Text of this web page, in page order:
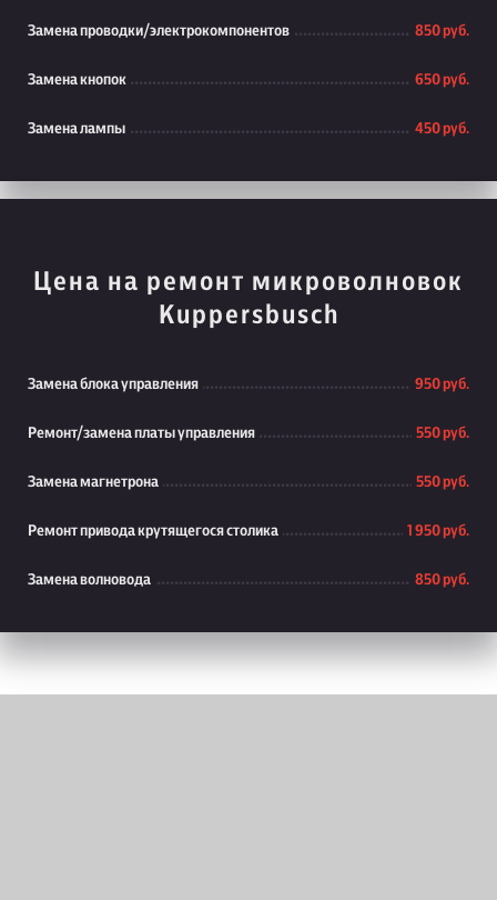
Замена проводки/электрокомпонентов 850 руб.
Замена кнопок 650 руб.
Замена лампы 450 руб.
Цена на ремонт микроволновок
Kuppersbusch
Замена блока управления 950 руб.
Ремонт/замена платы управления 550 руб.
Замена магнетрона 550 руб.
Ремонт привода крутящегося столика 1 950 руб.
Замена волновода 850 руб.